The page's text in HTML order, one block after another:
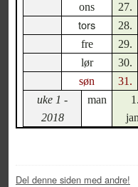
ons 27.
tors
28.
fre
29.
lør
30.
søn
31.
uke 1 -
2018
man
1.
jan
Del denne siden med andre!